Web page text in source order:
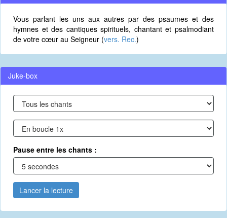
Vous parlant les uns aux autres par des psaumes et des
hymnes et des cantiques spirituels, chantant et psalmodiant
de votre cœur au Seigneur (vers. Rec.)
Juke-box
Pause entre les chants :
Lancer la lecture